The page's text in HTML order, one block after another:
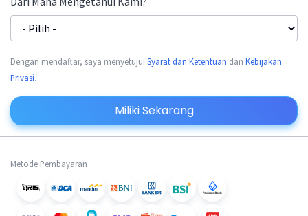
Dengan mendaftar, saya menyetujui Syarat dan Ketentuan dan Kebijakan
Privasi.
Miliki Sekarang
Metode Pembayaran